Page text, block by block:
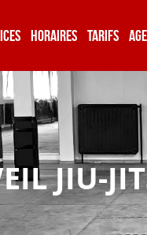
HORAIRES TARIFS
JIU-